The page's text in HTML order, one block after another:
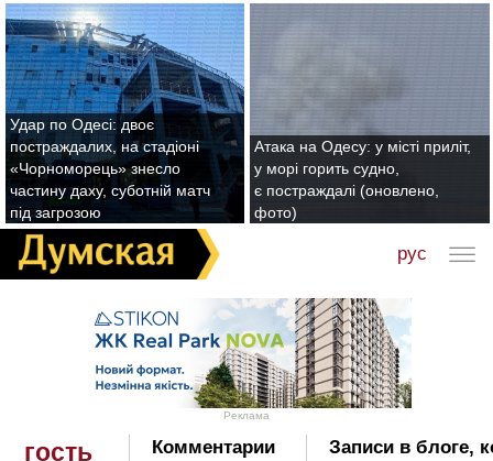
Удар по Одесі: двоє
постраждалих, на стадіоні
«Чорноморець» знесло
частину даху, суботній матч
під загрозою
Атака на Одесу: у місті приліт,
у морі горить судно,
є постраждалі (оновлено,
фото)
рус
Реклама
гость
Комментарии
Записи в блоге,